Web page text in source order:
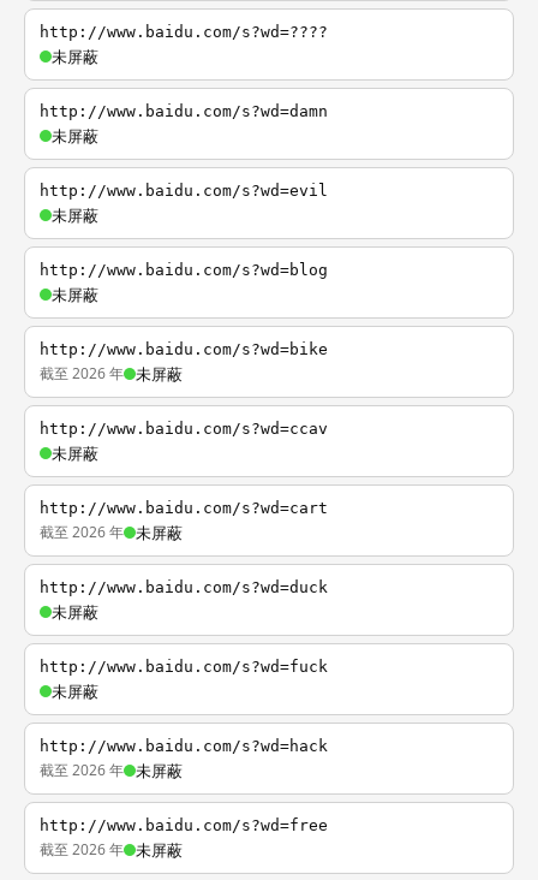
http://www.baidu.com/s?wd=????
未屏蔽
http://www.baidu.com/s?wd=damn
未屏蔽
http://www.baidu.com/s?wd=evil
未屏蔽
http://www.baidu.com/s?wd=blog
未屏蔽
http://www.baidu.com/s?wd=bike
截至 2026 年 未屏蔽
http://www.baidu.com/s?wd=ccav
未屏蔽
http://www.baidu.com/s?wd=cart
截至 2026 年 未屏蔽
http://www.baidu.com/s?wd=duck
未屏蔽
http://www.baidu.com/s?wd=fuck
未屏蔽
http://www.baidu.com/s?wd=hack
截至 2026 年 未屏蔽
http://www.baidu.com/s?wd=free
截至 2026 年 未屏蔽